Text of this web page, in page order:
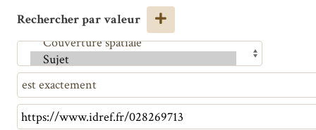
Rechercher par valeur